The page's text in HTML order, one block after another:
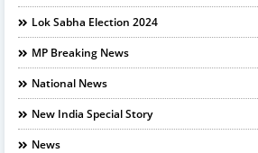
Lok Sabha Election 2024
MP Breaking News
National News
New India Special Story
News